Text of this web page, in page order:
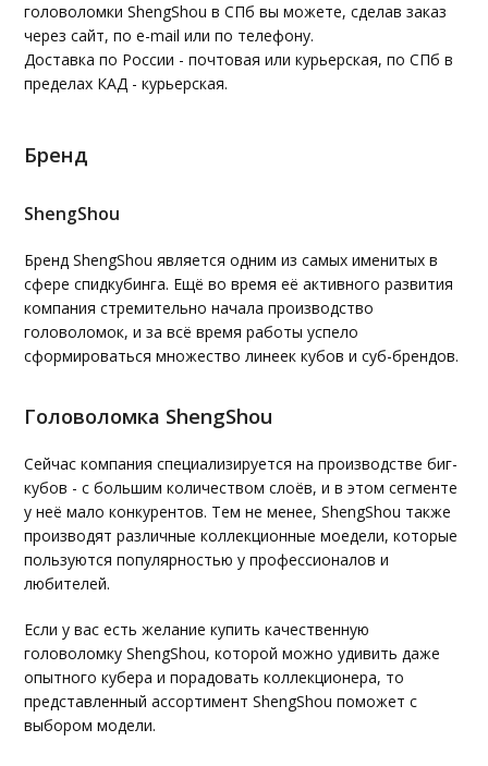
головоломки ShengShou в СПб вы можете, сделав заказ
через сайт, по e-mail или по телефону.
Доставка по России - почтовая или курьерская, по СПб в
пределах КАД - курьерская.
Бренд
ShengShou
Бренд ShengShou является одним из самых именитых в
сфере спидкубинга. Ещё во время её активного развития
компания стремительно начала производство
головоломок, и за всё время работы успело
сформироваться множество линеек кубов и суб-брендов.
Головоломка ShengShou
Сейчас компания специализируется на производстве биг-
кубов - с большим количеством слоёв, и в этом сегменте
у неё мало конкурентов. Тем не менее, ShengShou также
производят различные коллекционные моедели, которые
пользуются популярностью у профессионалов и
любителей.
Если у вас есть желание купить качественную
головоломку ShengShou, которой можно удивить даже
опытного кубера и порадовать коллекционера, то
представленный ассортимент ShengShou поможет с
выбором модели.